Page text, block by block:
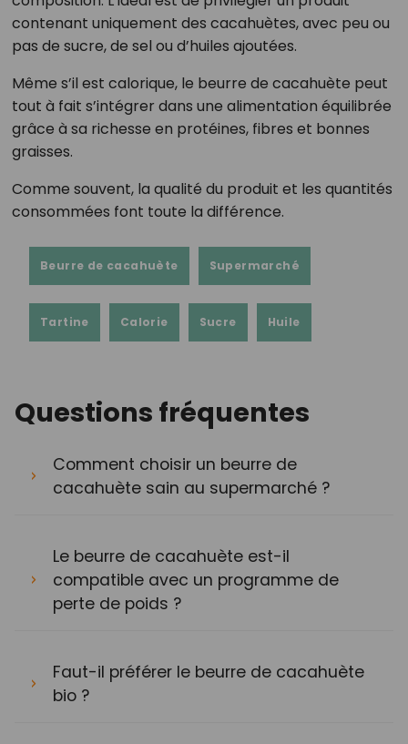
contenant uniquement des cacahuètes, avec peu ou
pas de sucre, de sel ou d’huiles ajoutées.
Même s’il est calorique, le beurre de cacahuète peut
tout à fait s’intégrer dans une alimentation équilibrée
grâce à sa richesse en protéines, fibres et bonnes
graisses.
Comme souvent, la qualité du produit et les quantités
consommées font toute la différence.
Beurre de cacahuète Supermarché
Tartine Calorie Sucre Huile
Questions fréquentes
Comment choisir un beurre de
cacahuète sain au supermarché ?
Le beurre de cacahuète est-il
compatible avec un programme de
perte de poids ?
Faut-il préférer le beurre de cacahuète
bio ?